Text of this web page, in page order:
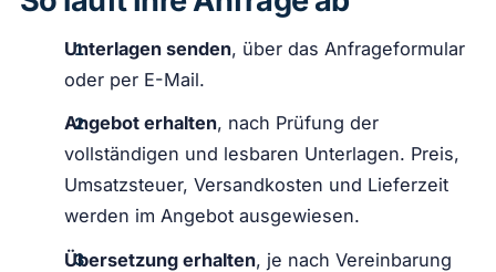
Unterlagen senden, über das Anfrageformular
oder per E-Mail.
Angebot erhalten, nach Prüfung der
vollständigen und lesbaren Unterlagen. Preis,
Umsatzsteuer, Versandkosten und Lieferzeit
werden im Angebot ausgewiesen.
Übersetzung erhalten, je nach Vereinbarung